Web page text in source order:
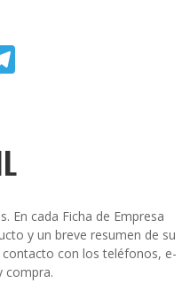
En cada Ficha de Empresa
y un breve resumen de su
con los teléfonos, e-
compra.